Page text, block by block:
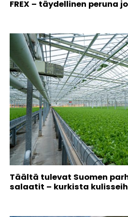
FREX – täydellinen peruna
Täältä tulevat Suomen
salaatit – kurkista